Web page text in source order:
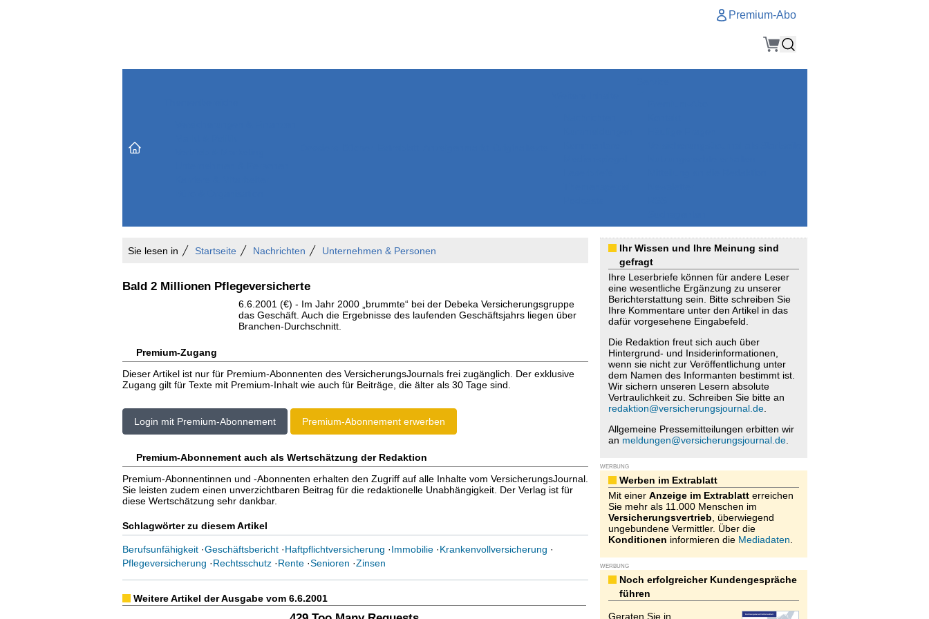
Premium-Abo
Sie lesen in Startseite Nachrichten Unternehmen & Personen
Bald 2 Millionen Pflegeversicherte
6.6.2001 (€) - Im Jahr 2000 „brummte“ bei der Debeka Versicherungsgruppe
das Geschäft. Auch die Ergebnisse des laufenden Geschäftsjahrs liegen über
Branchen-Durchschnitt.
Premium-Zugang
Dieser Artikel ist nur für Premium-Abonnenten des VersicherungsJournals frei zugänglich. Der exklusive
Zugang gilt für Texte mit Premium-Inhalt wie auch für Beiträge, die älter als 30 Tage sind.
Login mit Premium-Abonnement Premium-Abonnement erwerben
Premium-Abonnement auch als Wertschätzung der Redaktion
Premium-Abonnentinnen und -Abonnenten erhalten den Zugriff auf alle Inhalte vom VersicherungsJournal.
Sie leisten zudem einen unverzichtbaren Beitrag für die redaktionelle Unabhängigkeit. Der Verlag ist für
diese Wertschätzung sehr dankbar.
Schlagwörter zu diesem Artikel
Berufsunfähigkeit·Geschäftsbericht·Haftpflichtversicherung ·Immobilie·Krankenvollversicherung ·
Pflegeversicherung ·Rechtsschutz·Rente·Senioren ·Zinsen
Weitere Artikel der Ausgabe vom 6.6.2001
Ihr Wissen und Ihre Meinung sind
gefragt
Ihre Leserbriefe können für andere Leser
eine wesentliche Ergänzung zu unserer
Berichterstattung sein. Bitte schreiben Sie
Ihre Kommentare unter den Artikel in das
dafür vorgesehene Eingabefeld.
Die Redaktion freut sich auch über
Hintergrund- und Insiderinformationen,
wenn sie nicht zur Veröffentlichung unter
dem Namen des Informanten bestimmt ist.
Wir sichern unseren Lesern absolute
Vertraulichkeit zu. Schreiben Sie bitte an
redaktion@versicherungsjournal.de.
Allgemeine Pressemitteilungen erbitten wir
an meldungen@versicherungsjournal.de.
WERBUNG
Werben im Extrablatt
Mit einer Anzeige im Extrablatterreichen
Sie mehr als 11.000 Menschen im
Versicherungsvertrieb , überwiegend
ungebundene Vermittler. Über die
Konditionen informieren die Mediadaten
WERBUNG
Noch erfolgreicher Kundengespräche
führen
Geraten Sie in